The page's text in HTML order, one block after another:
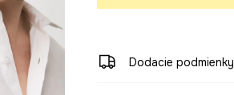
Dodacie podmienky